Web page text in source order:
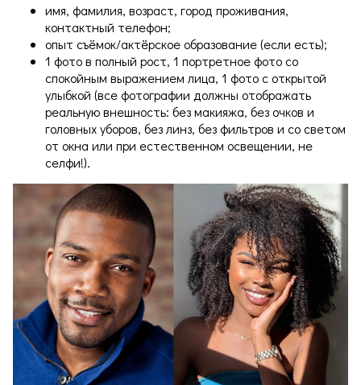
имя, фамилия, возраст, город проживания,
контактный телефон;
опыт съёмок/актёрское образование (если есть);
1 фото в полный рост, 1 портретное фото со
спокойным выражением лица, 1 фото с открытой
улыбкой (все фотографии должны отображать
реальную внешность: без макияжа, без очков и
головных уборов, без линз, без фильтров и со светом
от окна или при естественном освещении, не
селфи!).